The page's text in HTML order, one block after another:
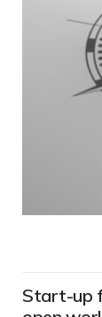
Start-up